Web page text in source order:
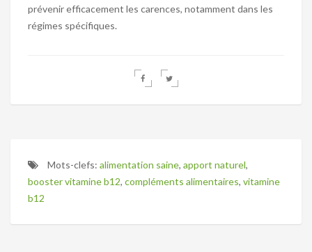
prévenir efficacement les carences, notamment dans les
régimes spécifiques.
Mots-clefs: alimentation saine, apport naturel,
booster vitamine b12, compléments alimentaires, vitamine
b12